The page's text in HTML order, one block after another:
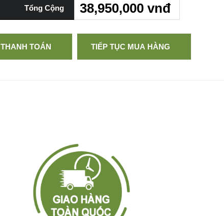
Tổng Cộng 38,950,000 vnđ
THANH TOÁN TIẾP TỤC MUA HÀNG